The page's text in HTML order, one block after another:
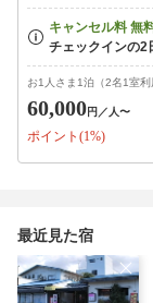
朝食は大広間で
※カニが苦手な場
ですので、
その旨ご予約の
※お子様のお食事
☆☆お子様連れの
11月中旬頃まで、
こと当館名物女将
頂きます。（やむ
お伺いいたします
技と楽しいトーク
お1人さま1泊（2名1室
60,000円 ／人〜
ポイント(1%)
最近見た宿